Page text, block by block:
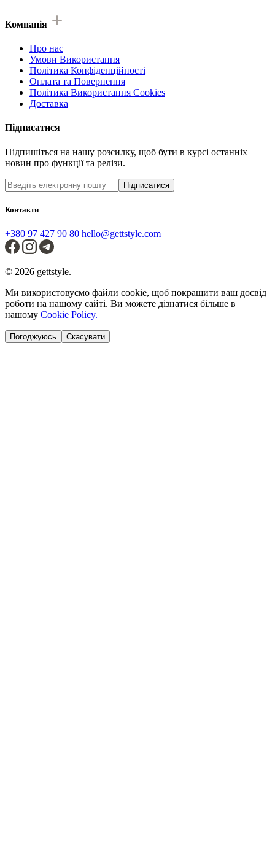
Компанія
Про нас
Умови Використання
Політика Конфіденційності
Оплата та Повернення
Політика Використання Cookies
Доставка
Підписатися
Підпишіться на нашу розсилку, щоб бути в курсі останніх
новин про функції та релізи.
Підписатися
Контакти
+380 97 427 90 80 hello@gettstyle.com
© 2026 gettstyle.
Ми використовуємо файли cookie, щоб покращити ваш досвід
роботи на нашому сайті. Ви можете дізнатися більше в
нашому Cookie Policy.
Погоджуюсь Скасувати